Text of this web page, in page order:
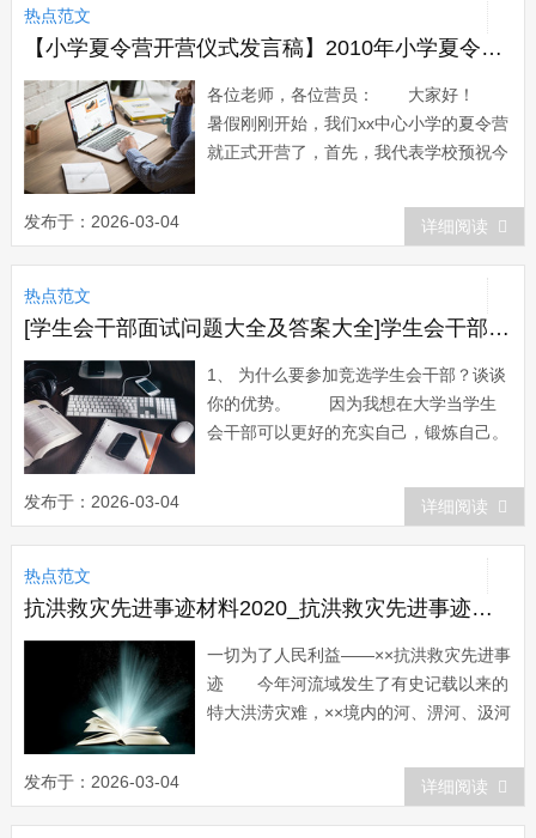
热点范文
【小学夏令营开营仪式发言稿】2010年小学夏令营开营仪式上的讲话
各位老师，各位营员： 大家好！
暑假刚刚开始，我们xx中心小学的夏令营
就正式开营了，首先，我代表学校预祝今
贺在座的每个同学能够光荣地成为今年夏
令营的成员，因为我知道，并不是每个同
学都有资格成为夏令营的成员的，必须在
书画、作文等方面有一定的才能，经过老
师的挑...
发布于：2026-03-04 详细阅读
热点范文
[学生会干部面试问题大全及答案大全]学生会干部面试问题
1、 为什么要参加竞选学生会干部？谈谈
你的优势。 因为我想在大学当学生
会干部可以更好的充实自己，锻炼自己。
助人。 2、 你平时碰到自己谈不来的
人怎么处理关系？ 只是谈不来而
已，那就顺其自然，不谈那些敏感的话
题。工作需要的时候，还是可以很好的合
作的。...
发布于：2026-03-04 详细阅读
热点范文
抗洪救灾先进事迹材料2020_抗洪救灾先进事迹材料
一切为了人民利益——××抗洪救灾先进事
迹 今年河流域发生了有史记载以来的
特大洪涝灾难，××境内的河、淠河、汲河
的生命财产受到了严重威胁。要害时刻，
县长、县防汛指挥长××临危不乱，精心组
织，科学决策，指挥有力，率领全县干群
发布于：2026-03-04 详细阅读